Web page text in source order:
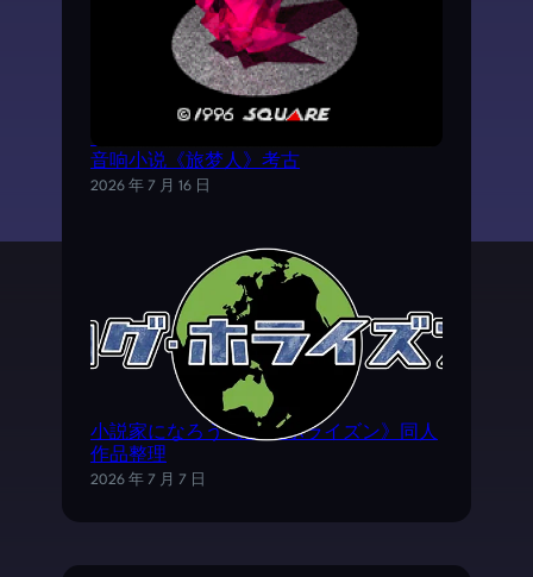
音响小说《旅梦人》考古
2026 年 7 月 16 日
小説家になろう《ログ·ホライズン》同人
作品整理
2026 年 7 月 7 日